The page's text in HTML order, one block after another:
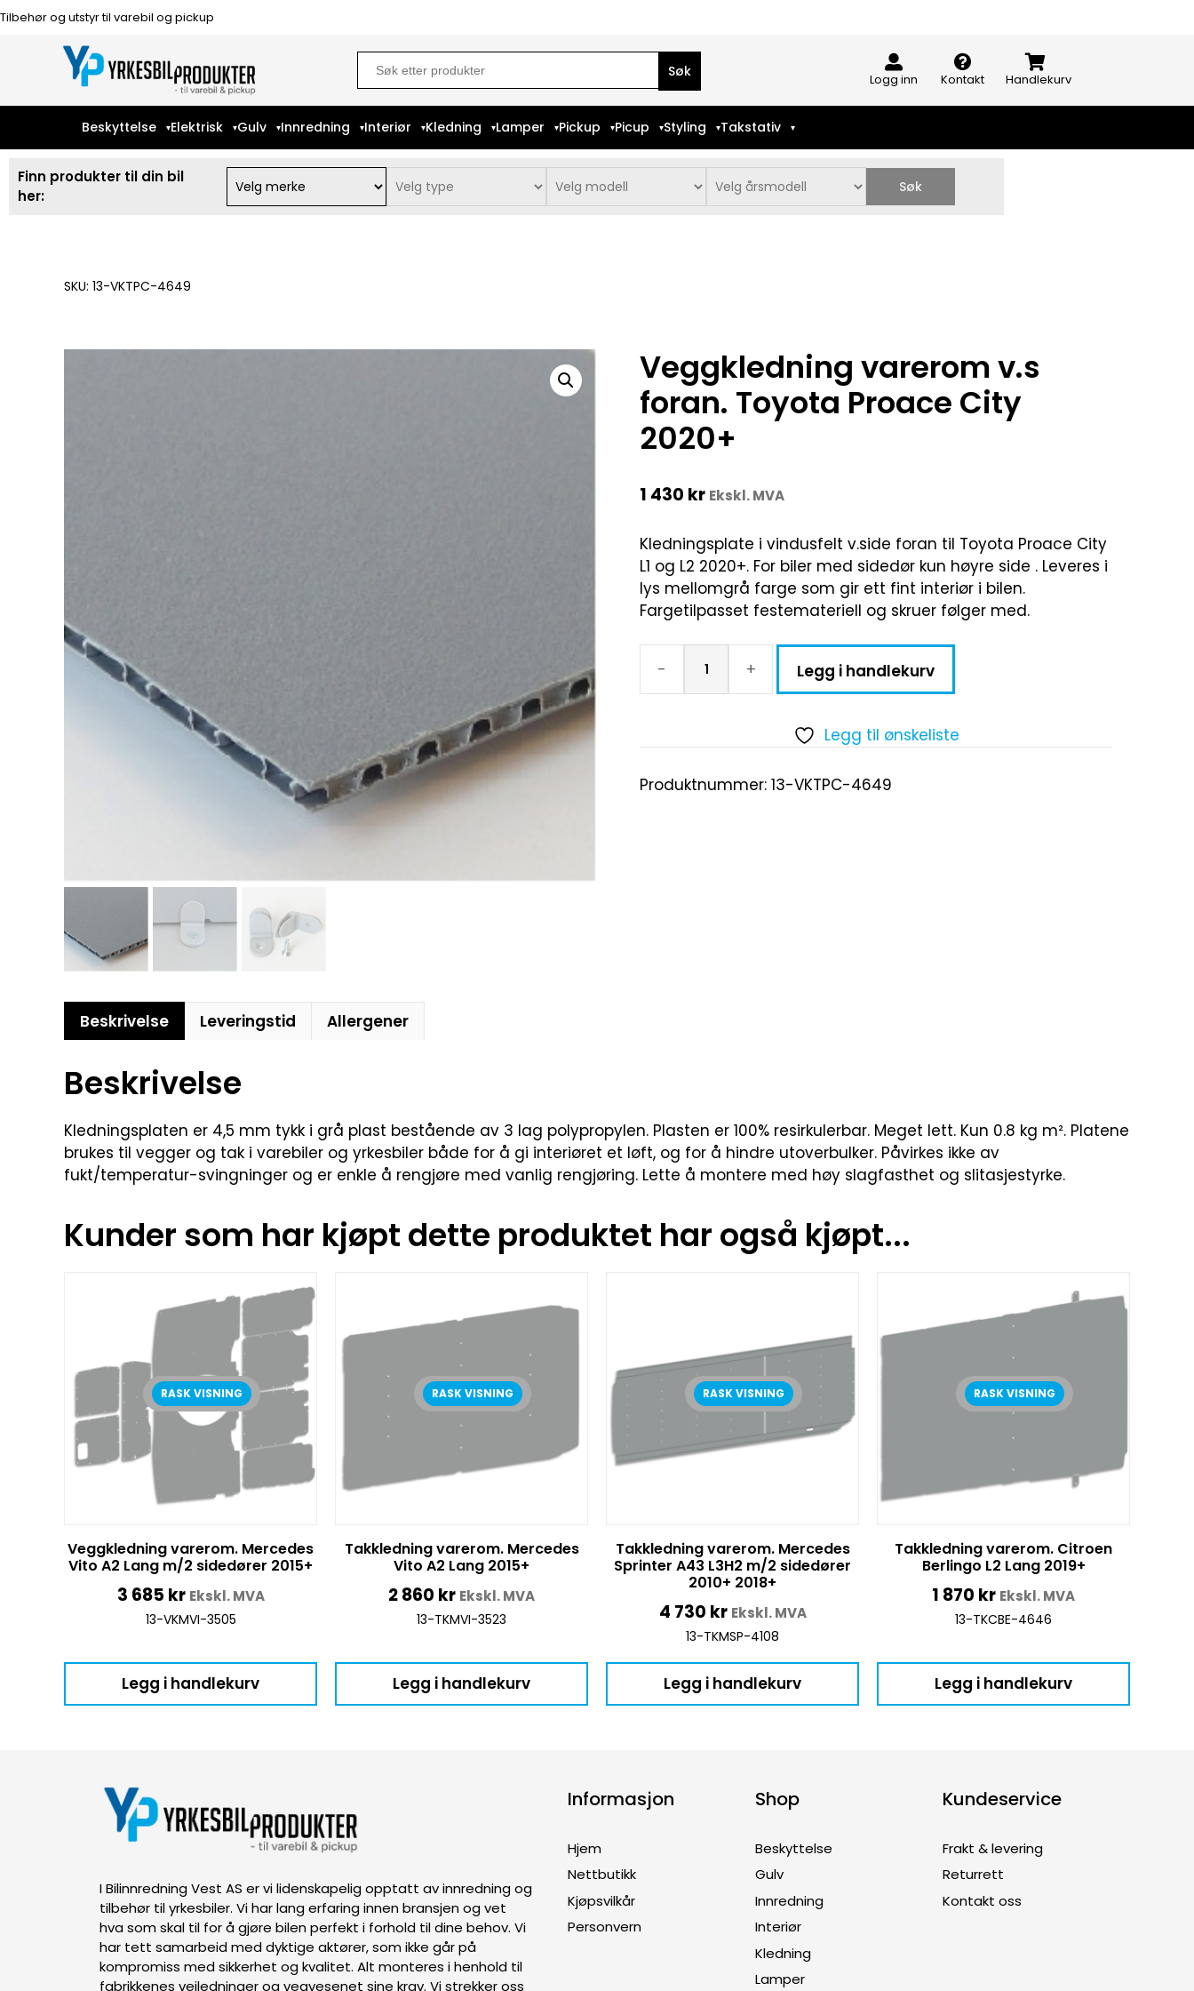
Tilbehør og utstyr til varebil og pickup
Search
for: Logg inn Kontakt Handlekurv
Beskyttelse Elektrisk Gulv Innredning Interiør Kledning Lamper Pickup Picup Styling Takstativ
Finn produkter til din bil
her:
Søk
SKU: 13-VKTPC-4649
Veggkledning varerom v.s
foran. Toyota Proace City
2020+
1 430 kr Ekskl. MVA
Kledningsplate i vindusfelt v.side foran til Toyota Proace City
L1 og L2 2020+. For biler med sidedør kun høyre side . Leveres i
lys mellomgrå farge som gir ett fint interiør i bilen.
Fargetilpasset festemateriell og skruer følger med.
- + Legg i handlekurv
Legg til ønskeliste
Produktnummer: 13-VKTPC-4649
Beskrivelse Leveringstid Allergener
Beskrivelse
Kledningsplaten er 4,5 mm tykk i grå plast bestående av 3 lag polypropylen. Plasten er 100% resirkulerbar. Meget lett. Kun 0.8 kg m². Platene
brukes til vegger og tak i varebiler og yrkesbiler både for å gi interiøret et løft, og for å hindre utoverbulker. Påvirkes ikke av
fukt/temperatur-svingninger og er enkle å rengjøre med vanlig rengjøring. Lette å montere med høy slagfasthet og slitasjestyrke.
Kunder som har kjøpt dette produktet har også kjøpt...
RASK VISNING
Veggkledning varerom. Mercedes
Vito A2 Lang m/2 sidedører 2015+
3 685 kr Ekskl. MVA
13-VKMVI-3505
Legg i handlekurv
RASK VISNING
Takkledning varerom. Mercedes
Vito A2 Lang 2015+
2 860 kr Ekskl. MVA
13-TKMVI-3523
Legg i handlekurv
RASK VISNING
Takkledning varerom. Mercedes
Sprinter A43 L3H2 m/2 sidedører
2010+ 2018+
4 730 kr Ekskl. MVA
13-TKMSP-4108
Legg i handlekurv
RASK VISNING
Takkledning varerom. Citroen
Berlingo L2 Lang 2019+
1 870 kr Ekskl. MVA
13-TKCBE-4646
Legg i handlekurv
I Bilinnredning Vest AS er vi lidenskapelig opptatt av innredning og
tilbehør til yrkesbiler. Vi har lang erfaring innen bransjen og vet
hva som skal til for å gjøre bilen perfekt i forhold til dine behov. Vi
har tett samarbeid med dyktige aktører, som ikke går på
kompromiss med sikkerhet og kvalitet. Alt monteres i henhold til
fabrikkenes veiledninger og vegvesenet sine krav. Vi strekker oss
Informasjon
Hjem
Nettbutikk
Kjøpsvilkår
Personvern
Shop
Beskyttelse
Gulv
Innredning
Interiør
Kledning
Lamper
Kundeservice
Frakt & levering
Returrett
Kontakt oss